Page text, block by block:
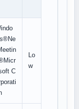
C
Lo
w